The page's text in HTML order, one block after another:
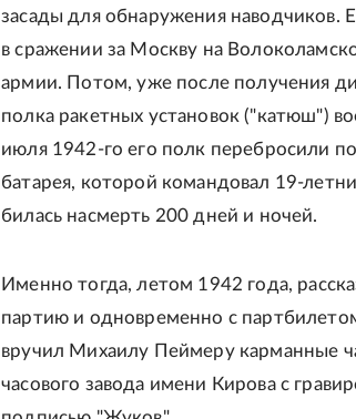
засады для обнаружения наводчиков.
в сражении за Москву на
армии. Потом, уже после получения
полка ракетных установок ("катюш")
июля 1942-го его полк перебросили
батарея, которой командовал 19-
билась насмерть 200 дней и ночей.
Именно тогда, летом 1942 года,
партию и одновременно с
вручил Михаилу Пеймеру карманные
часового завода имени Кирова с